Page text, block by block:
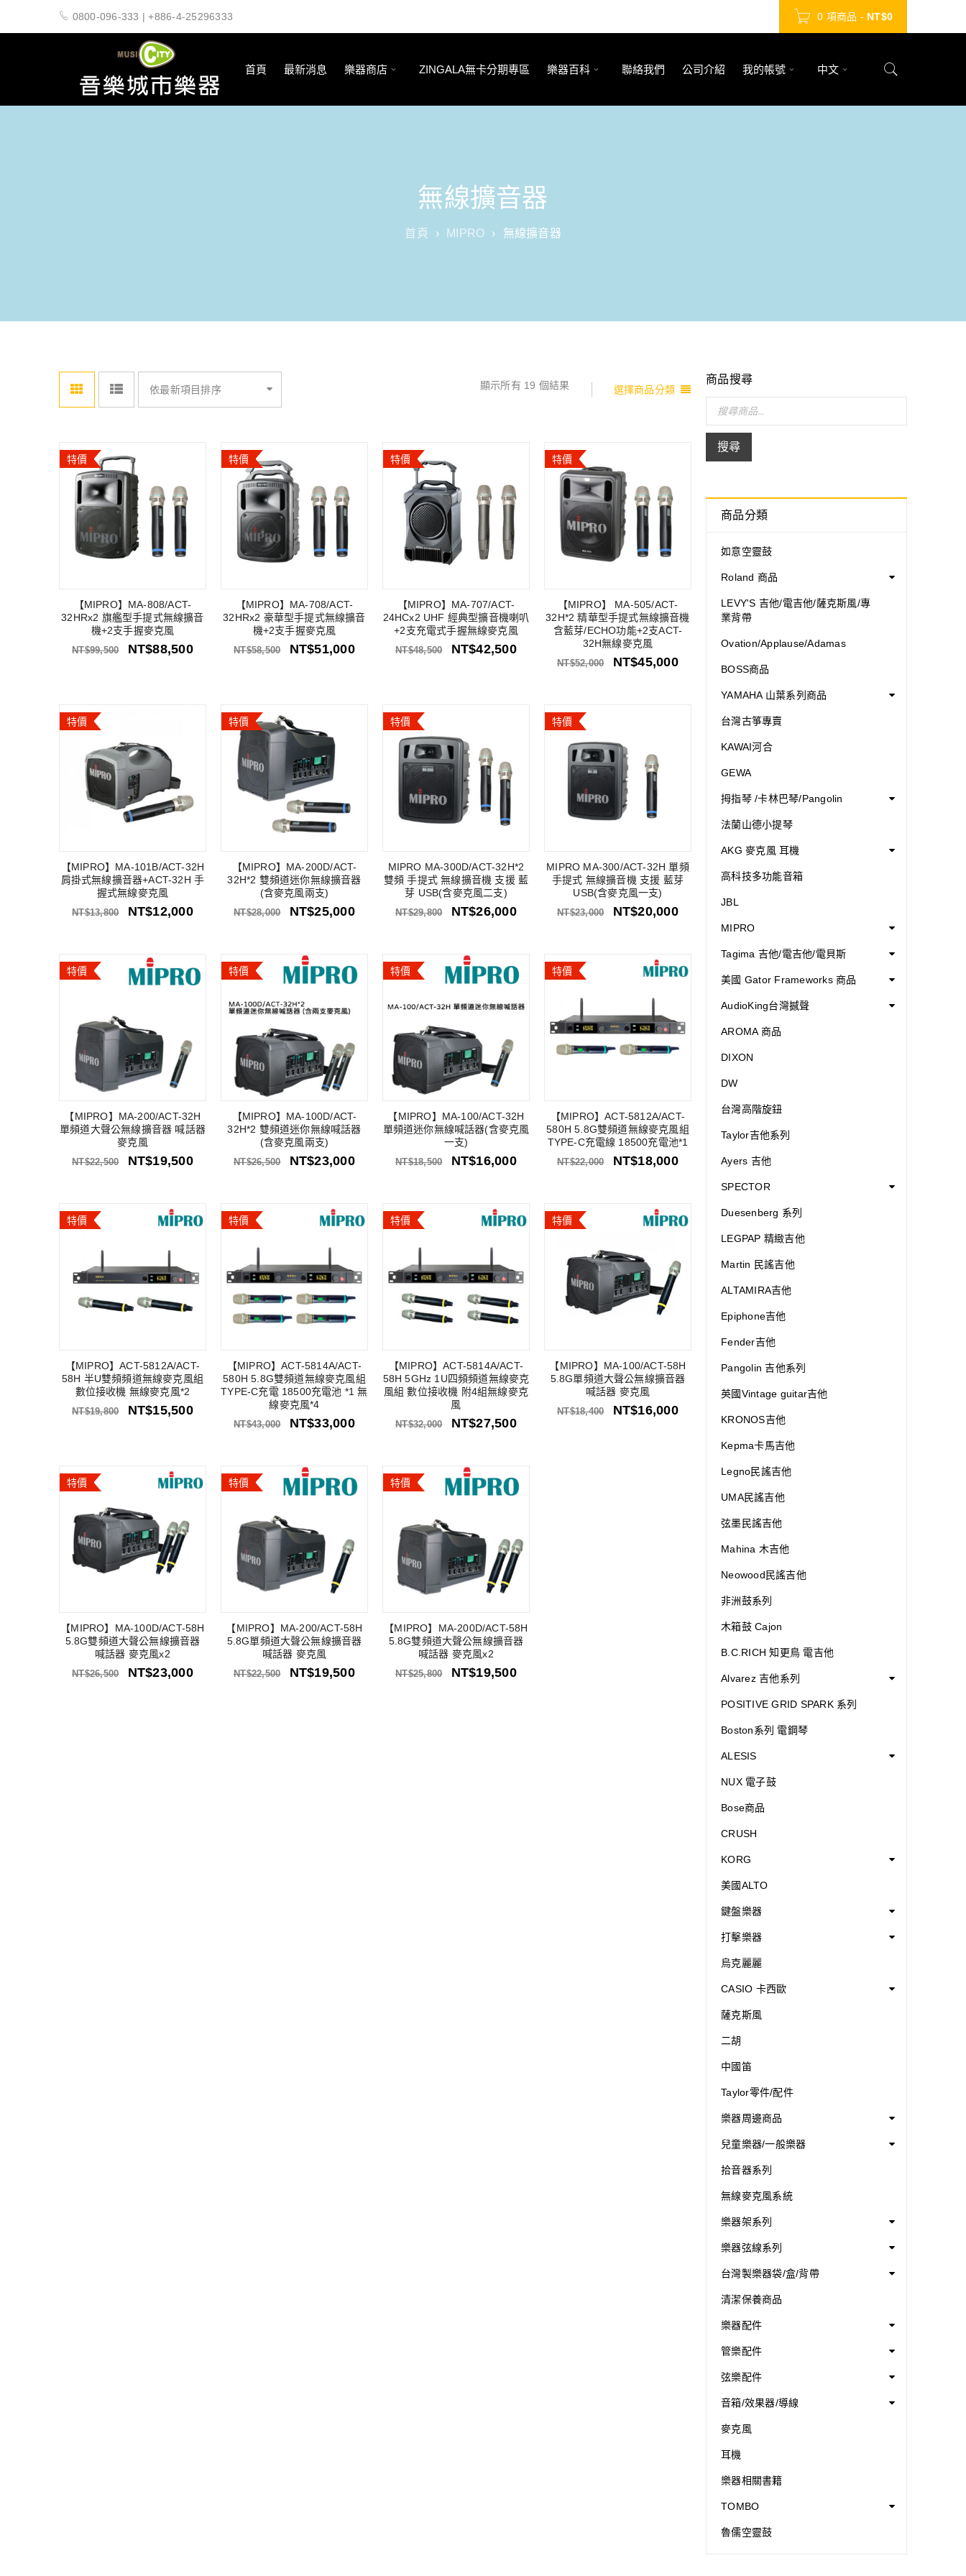
0800-096-333 | +886-4-25296333 0 項商品 - NT$0
首頁 最新消息 樂器商店 ZINGALA無卡分期專區 樂器百科 聯絡我們 公司介紹 我的帳號 中文
無線擴音器
首頁 › MIPRO › 無線擴音器
選擇商品分類
顯示所有 19 個結果
依最新項目排序
特價
【MIPRO】MA-808/ACT-
32HRx2 旗艦型手提式無線擴音
機+2支手握麥克風
NT$99,500 NT$88,500
特價
【MIPRO】MA-708/ACT-
32HRx2 豪華型手提式無線擴音
機+2支手握麥克風
NT$58,500 NT$51,000
特價
【MIPRO】MA-707/ACT-
24HCx2 UHF 經典型擴音機喇叭
+2支充電式手握無線麥克風
NT$48,500 NT$42,500
特價
【MIPRO】 MA-505/ACT-
32H*2 精華型手提式無線擴音機
含藍芽/ECHO功能+2支ACT-
32H無線麥克風
NT$52,000 NT$45,000
特價
【MIPRO】MA-101B/ACT-32H
肩掛式無線擴音器+ACT-32H 手
握式無線麥克風
NT$13,800 NT$12,000
特價
【MIPRO】MA-200D/ACT-
32H*2 雙頻道迷你無線擴音器
(含麥克風兩支)
NT$28,000 NT$25,000
特價
MIPRO MA-300D/ACT-32H*2
雙頻 手提式 無線擴音機 支援 藍
芽 USB(含麥克風二支)
NT$29,800 NT$26,000
特價
MIPRO MA-300/ACT-32H 單頻
手提式 無線擴音機 支援 藍芽
USB(含麥克風一支)
NT$23,000 NT$20,000
特價
【MIPRO】MA-200/ACT-32H
單頻道大聲公無線擴音器 喊話器
麥克風
NT$22,500 NT$19,500
特價
【MIPRO】MA-100D/ACT-
32H*2 雙頻道迷你無線喊話器
(含麥克風兩支)
NT$26,500 NT$23,000
特價
【MIPRO】MA-100/ACT-32H
單頻道迷你無線喊話器(含麥克風
一支)
NT$18,500 NT$16,000
特價
【MIPRO】ACT-5812A/ACT-
580H 5.8G雙頻道無線麥克風組
TYPE-C充電線 18500充電池*1
NT$22,000 NT$18,000
特價
【MIPRO】ACT-5812A/ACT-
58H 半U雙頻頻道無線麥克風組
數位接收機 無線麥克風*2
NT$19,800 NT$15,500
特價
【MIPRO】ACT-5814A/ACT-
580H 5.8G雙頻道無線麥克風組
TYPE-C充電 18500充電池 *1 無
線麥克風*4
NT$43,000 NT$33,000
特價
【MIPRO】ACT-5814A/ACT-
58H 5GHz 1U四頻頻道無線麥克
風組 數位接收機 附4組無線麥克
風
NT$32,000 NT$27,500
特價
【MIPRO】MA-100/ACT-58H
5.8G單頻道大聲公無線擴音器
喊話器 麥克風
NT$18,400 NT$16,000
特價
【MIPRO】MA-100D/ACT-58H
5.8G雙頻道大聲公無線擴音器
喊話器 麥克風x2
NT$26,500 NT$23,000
特價
【MIPRO】MA-200/ACT-58H
5.8G單頻道大聲公無線擴音器
喊話器 麥克風
NT$22,500 NT$19,500
特價
【MIPRO】MA-200D/ACT-58H
5.8G雙頻道大聲公無線擴音器
喊話器 麥克風x2
NT$25,800 NT$19,500
商品搜尋
搜尋
商品分類
如意空靈鼓
Roland 商品
LEVY'S 吉他/電吉他/薩克斯風/專
業背帶
Ovation/Applause/Adamas
BOSS商品
YAMAHA 山葉系列商品
台灣古箏專賣
KAWAI河合
GEWA
拇指琴 /卡林巴琴/Pangolin
法蘭山德小提琴
AKG 麥克風 耳機
高科技多功能音箱
JBL
MIPRO
Tagima 吉他/電吉他/電貝斯
美國 Gator Frameworks 商品
AudioKing台灣撼聲
AROMA 商品
DIXON
DW
台灣高階旋鈕
Taylor吉他系列
Ayers 吉他
SPECTOR
Duesenberg 系列
LEGPAP 精緻吉他
Martin 民謠吉他
ALTAMIRA吉他
Epiphone吉他
Fender吉他
Pangolin 吉他系列
英國Vintage guitar吉他
KRONOS吉他
Kepma卡馬吉他
Legno民謠吉他
UMA民謠吉他
弦墨民謠吉他
Mahina 木吉他
Neowood民謠吉他
非洲鼓系列
木箱鼓 Cajon
B.C.RICH 知更鳥 電吉他
Alvarez 吉他系列
POSITIVE GRID SPARK 系列
Boston系列 電鋼琴
ALESIS
NUX 電子鼓
Bose商品
CRUSH
KORG
美國ALTO
鍵盤樂器
打擊樂器
烏克麗麗
CASIO 卡西歐
薩克斯風
二胡
中國笛
Taylor零件/配件
樂器周邊商品
兒童樂器/一般樂器
拾音器系列
無線麥克風系統
樂器架系列
樂器弦線系列
台灣製樂器袋/盒/背帶
清潔保養商品
樂器配件
管樂配件
弦樂配件
音箱/效果器/導線
麥克風
耳機
樂器相關書籍
TOMBO
魯儒空靈鼓